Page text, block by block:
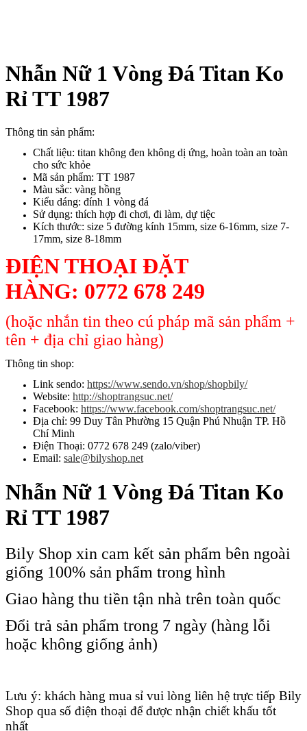
Nhẫn Nữ 1 Vòng Đá Titan Ko
Rỉ TT 1987
Thông tin sản phẩm:
Chất liệu: titan không đen không dị ứng, hoàn toàn an toàn
cho sức khỏe
Mã sản phẩm: TT 1987
Màu sắc: vàng hồng
Kiểu dáng: đính 1 vòng đá
Sử dụng: thích hợp đi chơi, đi làm, dự tiệc
Kích thước: size 5 đường kính 15mm, size 6-16mm, size 7-
17mm, size 8-18mm
ĐIỆN THOẠI ĐẶT
HÀNG: 0772 678 249
(hoặc nhắn tin theo cú pháp mã sản phẩm +
tên + địa chỉ giao hàng)
Thông tin shop:
Link sendo: https://www.sendo.vn/shop/shopbily/
Website: http://shoptrangsuc.net/
Facebook: https://www.facebook.com/shoptrangsuc.net/
Địa chỉ: 99 Duy Tân Phường 15 Quận Phú Nhuận TP. Hồ
Chí Minh
Điện Thoại: 0772 678 249 (zalo/viber)
Email: sale@bilyshop.net
Nhẫn Nữ 1 Vòng Đá Titan Ko
Rỉ TT 1987
Bily Shop xin cam kết sản phẩm bên ngoài
giống 100% sản phẩm trong hình
Giao hàng thu tiền tận nhà trên toàn quốc
Đổi trả sản phẩm trong 7 ngày (hàng lỗi
hoặc không giống ảnh)
Lưu ý: khách hàng mua sỉ vui lòng liên hệ trực tiếp Bily
Shop qua số điện thoại để được nhận chiết khấu tốt
nhất